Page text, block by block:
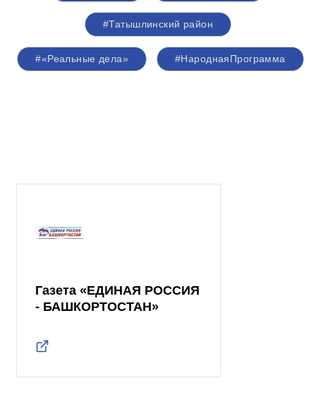
#Татышлинский район
#«Реальные дела» #НароднаяПрограмма
Газета «ЕДИНАЯ РОССИЯ
- БАШКОРТОСТАН»